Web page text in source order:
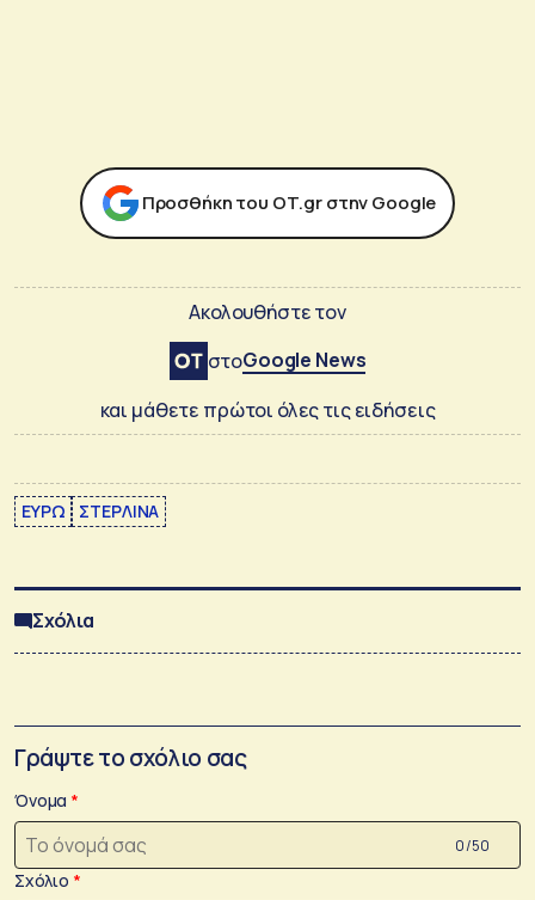
Προσθήκη του ΟΤ.gr στην Google
Ακολουθήστε τον
στοGoogle News
και μάθετε πρώτοι όλες τις ειδήσεις
ΕΥΡΩ ΣΤΕΡΛΙΝΑ
Σχόλια
Γράψτε το σχόλιο σας
Όνομα
0 /50
Σχόλιο